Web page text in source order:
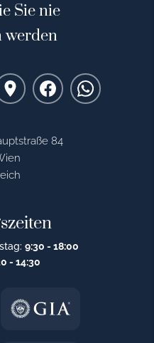
Sie nie
werden
84
9:30 - 18:00
- 14:30